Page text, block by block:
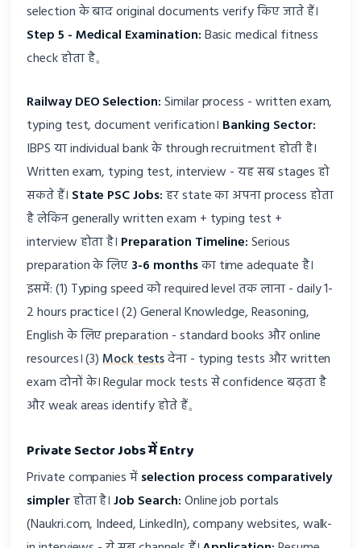
selection के बाद original documents verify किए जाते हैं।
Step 5 - Medical Examination:Basic medical fitness
check होता है。
Railway DEO Selection:Similar process - written exam,
typing test, document verification। Banking Sector:
IBPS या individual bank के through recruitment होती है।
Written exam, typing test, interview - यह सब stages हो
सकते हैं। State PSC Jobs:हर state का अपना process होता
है लेकिन generally written exam + typing test +
interview होता है। Preparation Timeline:Serious
preparation के लिए3-6 monthsका time adequate है।
इसमें: (1) Typing speed को required level तक लाना - daily 1-
2 hours practice। (2) General Knowledge, Reasoning,
English के लिए preparation - standard books और online
resources। (3)Mock testsदेना - typing tests और written
exam दोनों के। Regular mock tests से confidence बढ़ता है
और weak areas identify होते हैं。
Private Sector Jobs में Entry
Private companies मेंselection process comparatively
simplerहोता है।Job Search:Online job portals
(Naukri.com, Indeed, LinkedIn), company websites, walk-